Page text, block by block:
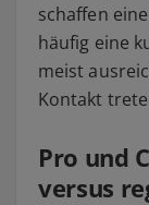
schaffen
häufig eine
meist
Kontakt
Pro und
versus